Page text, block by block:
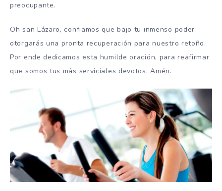
preocupante.
Oh san Lázaro, confiamos que bajo tu inmenso poder
otorgarás una pronta recuperación para nuestro retoño.
Por ende dedicamos esta humilde oración, para reafirmar
que somos tus más serviciales devotos. Amén.